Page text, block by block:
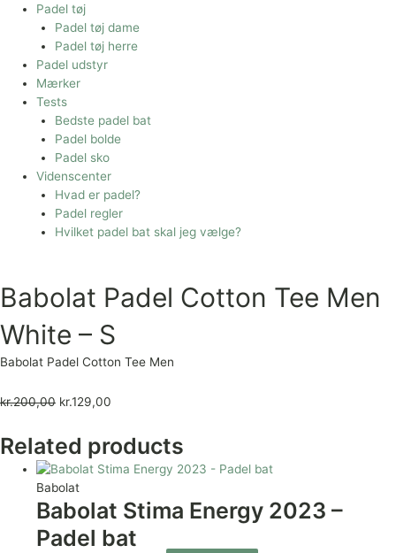
Padel tøj
Padel tøj dame
Padel tøj herre
Padel udstyr
Mærker
Tests
Bedste padel bat
Padel bolde
Padel sko
Videnscenter
Hvad er padel?
Padel regler
Hvilket padel bat skal jeg vælge?
Babolat Padel Cotton Tee Men
White – S
Babolat Padel Cotton Tee Men
kr.200,00 kr.129,00
Related products
Babolat
Babolat Stima Energy 2023 –
Padel bat